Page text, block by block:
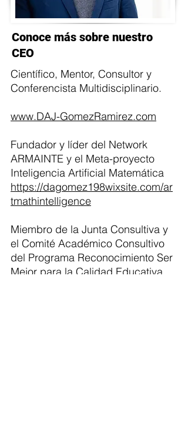
Conoce más sobre nuestro
CEO
Científico, Mentor, Consultor y
Conferencista Multidisciplinario.
www.DAJ-GomezRamirez.com
Fundador y líder del Network
ARMAINTE y el Meta-proyecto
Inteligencia Artificial Matemática
https://dagomez198wixsite.com/ar
tmathintelligence
Miembro de la Junta Consultiva y
el Comité Académico Consultivo
del Programa Reconocimiento Ser
Mejor para la Calidad Educativa.